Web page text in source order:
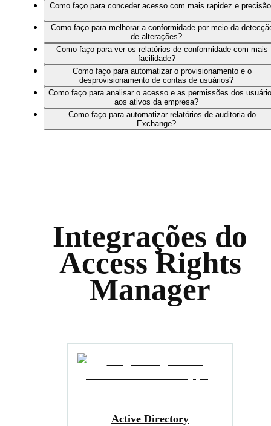
Como faço para conceder acesso com mais rapidez e
Como faço para melhorar a conformidade por meio da
de alterações?
Como faço para ver os relatórios de conformidade com mais
facilidade?
Como faço para automatizar o provisionamento e o
desprovisionamento de contas de usuários?
Como faço para analisar o acesso e as permissões dos
aos ativos da empresa?
Como faço para automatizar relatórios de auditoria do
Exchange?
Integrações do
Access Rights
Manager
Active Directory